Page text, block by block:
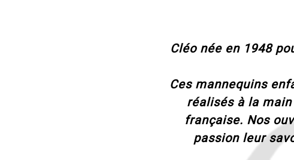
Cléo née en 1948
Ces mannequins
réalisés à la
française. Nos
passion leur